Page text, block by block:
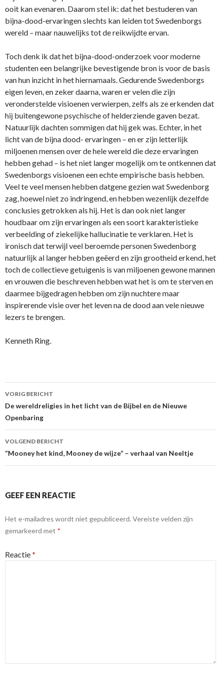
ooit kan evenaren. Daarom stel ik: dat het bestuderen van
bijna-dood-ervaringen slechts kan leiden tot Swedenborgs
wereld – maar nauwelijks tot de reikwijdte ervan.
Toch denk ik dat het bijna-dood-onderzoek voor moderne
studenten een belangrijke bevestigende bron is voor de basis
van hun inzicht in het hiernamaals. Gedurende Swedenborgs
eigen leven, en zeker daarna, waren er velen die zijn
veronderstelde visioenen verwierpen, zelfs als ze erkenden dat
hij buitengewone psychische of helderziende gaven bezat.
Natuurlijk dachten sommigen dat hij gek was. Echter, in het
licht van de bijna dood- ervaringen – en er zijn letterlijk
miljoenen mensen over de hele wereld die deze ervaringen
hebben gehad – is het niet langer mogelijk om te ontkennen dat
Swedenborgs visioenen een echte empirische basis hebben.
Veel te veel mensen hebben datgene gezien wat Swedenborg
zag, hoewel niet zo indringend, en hebben wezenlijk dezelfde
conclusies getrokken als hij. Het is dan ook niet langer
houdbaar om zijn ervaringen als een soort karakteristieke
verbeelding of ziekelijke hallucinatie te verklaren. Het is
ironisch dat terwijl veel beroemde personen Swedenborg
natuurlijk al langer hebben geëerd en zijn grootheid erkend, het
toch de collectieve getuigenis is van miljoenen gewone mannen
en vrouwen die beschreven hebben wat het is om te sterven en
daarmee bijgedragen hebben om zijn nuchtere maar
inspirerende visie over het leven na de dood aan vele nieuwe
lezers te brengen.
Kenneth Ring.
Berichtnavigatie
VORIG BERICHT
De wereldreligies in het licht van de Bijbel en de Nieuwe
Openbaring
VOLGEND BERICHT
“Mooney het kind, Mooney de wijze” – verhaal van Neeltje
GEEF EEN REACTIE
Het e-mailadres wordt niet gepubliceerd. Vereiste velden zijn
gemarkeerd met *
Reactie*